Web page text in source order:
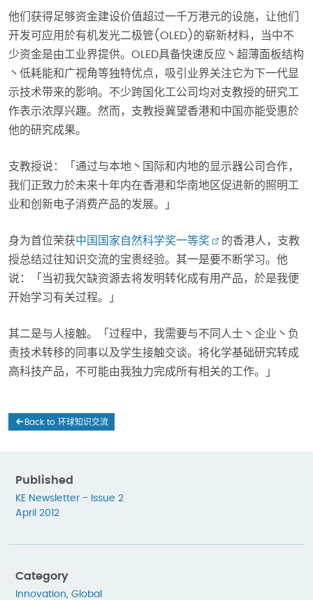
他们获得足够资金建设价值超过一千万港元的设施，让他们
开发可应用於有机发光二极管(OLED)的崭新材料，当中不
少资金是由工业界提供。OLED具备快速反应丶超薄面板结构
丶低耗能和广视角等独特优点，吸引业界关注它为下一代显
示技术带来的影响。不少跨国化工公司均对支教授的研究工
作表示浓厚兴趣。然而，支教授冀望香港和中国亦能受惠於
他的研究成果。
支教授说：「通过与本地丶国际和内地的显示器公司合作，
我们正致力於未来十年内在香港和华南地区促进新的照明工
业和创新电子消费产品的发展。」
身为首位荣获中国国家自然科学奖一等奖
的香港人，支教
授总结过往知识交流的宝贵经验。其一是要不断学习。他
说：「当初我欠缺资源去将发明转化成有用产品，於是我便
开始学习有关过程。」
其二是与人接触。「过程中，我需要与不同人士丶企业丶负
责技术转移的同事以及学生接触交谈。将化学基础研究转成
高科技产品，不可能由我独力完成所有相关的工作。」
Back to 环球知识交流
Published
KE Newsletter - Issue 2
April 2012
Category
Innovation Global